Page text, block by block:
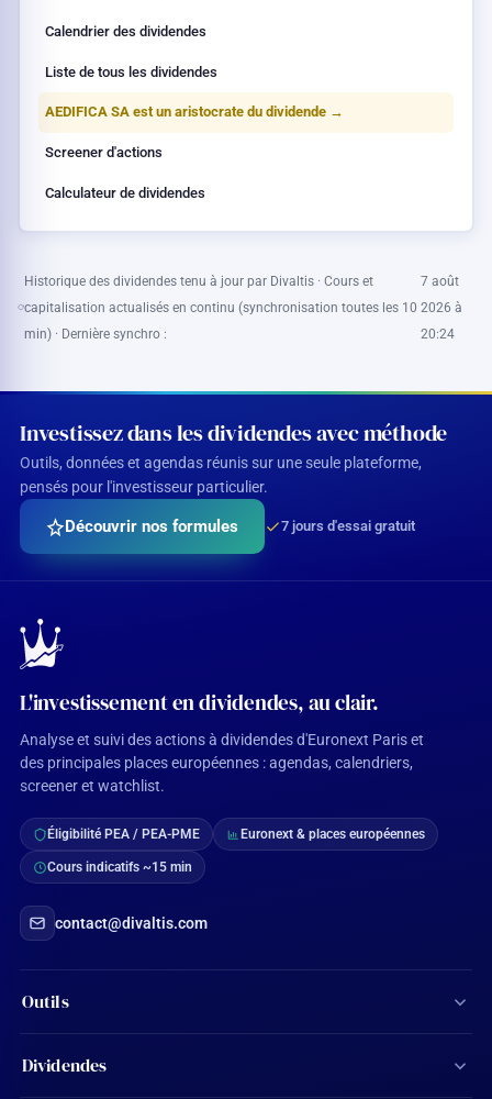
Calendrier des dividendes
Liste de tous les dividendes
AEDIFICA SA est un aristocrate du dividende →
Screener d'actions
Calculateur de dividendes
Historique des dividendes tenu à jour par Divaltis · Cours et
capitalisation actualisés en continu (synchronisation toutes les 10
min) · Dernière synchro :
7 août
2026 à
20:24
Investissez dans les dividendes avec méthode
Outils, données et agendas réunis sur une seule plateforme,
pensés pour l'investisseur particulier.
Découvrir nos formules 7 jours d'essai gratuit
L'investissement en dividendes, au clair.
Analyse et suivi des actions à dividendes d'Euronext Paris et
des principales places européennes : agendas, calendriers,
screener et watchlist.
Éligibilité PEA / PEA-PME Euronext & places européennes
Cours indicatifs ~15 min
contact@divaltis.com
Outils
Screener d'actions
Dividendes